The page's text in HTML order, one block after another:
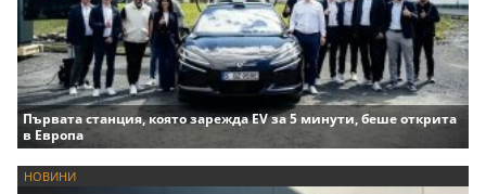
Първата станция, която зарежда EV за 5 минути, беше открита
в Европа
НОВИНИ